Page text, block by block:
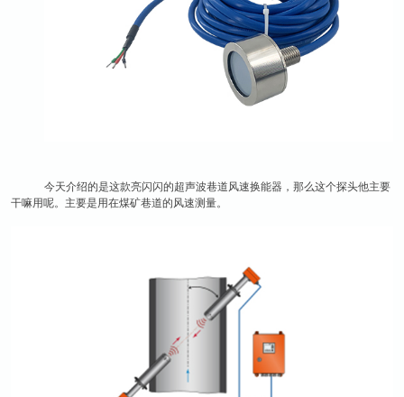
今天介绍的是这款亮闪闪的超声波巷道风速换能器，那么这个探头他主要
干嘛用呢。主要是用在煤矿巷道的风速测量。